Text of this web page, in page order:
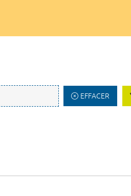
EFFACER